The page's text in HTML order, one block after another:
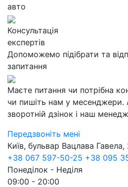
авто
Консультація
експертів
Допоможемо підібрати та
запитання
Маєте питання чи потрібна
чи пишіть нам у месенджери.
зворотній дзінок і наш
Передзвоніть мені
Київ, бульвар Вацлава Гавела,
+38 067 597-50-25 +38 095
Понеділок - Неділя
09:00 - 20:00